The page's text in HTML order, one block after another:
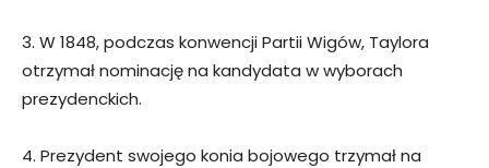
3. W 1848, podczas konwencji Partii Wigów, Taylora
otrzymał nominację na kandydata w wyborach
prezydenckich.
4. Prezydent swojego konia bojowego trzymał na